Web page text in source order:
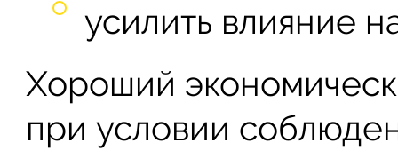
усилить влияние
Хороший
при условии